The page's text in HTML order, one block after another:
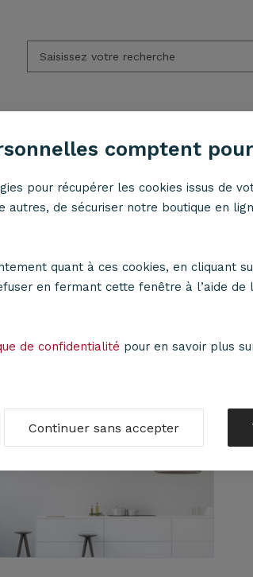
comptent
pour récupérer les cookies issus de
autres, de sécuriser notre boutique en
quant à ces cookies, en cliquant
en fermant cette fenêtre à l’aide de
de confidentialité pour en savoir plus
Continuer sans accepter